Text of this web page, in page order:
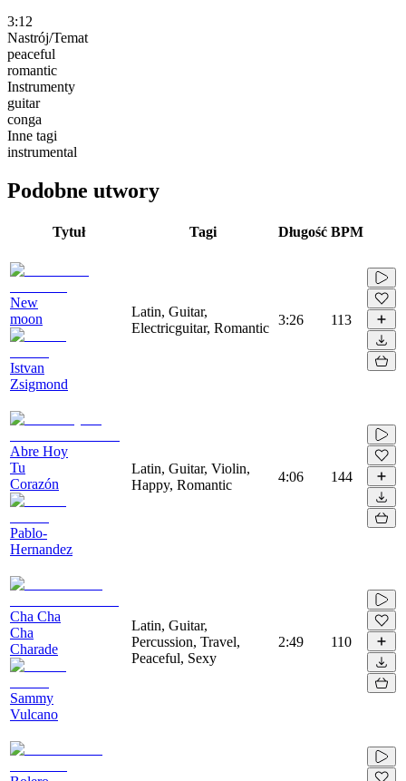
3:12
Nastrój/Temat
peaceful
romantic
Instrumenty
guitar
conga
Inne tagi
instrumental
Podobne utwory
Tytuł Tagi Długość BPM
New
moon
Istvan
Zsigmond
Latin, Guitar,
Electricguitar, Romantic
3:26 113
Abre Hoy
Tu
Corazón
Pablo-
Hernandez
Latin, Guitar, Violin,
Happy, Romantic
4:06 144
Cha Cha
Cha
Charade
Sammy
Vulcano
Latin, Guitar,
Percussion, Travel,
Peaceful, Sexy
2:49 110